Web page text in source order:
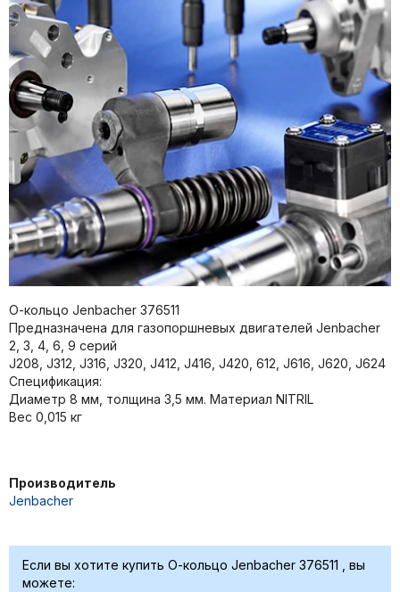
О-кольцо Jenbacher 376511
Предназначена для газопоршневых двигателей Jenbacher
2, 3, 4, 6, 9 серий
J208, J312, J316, J320, J412, J416, J420, 612, J616, J620, J624
Спецификация:
Диаметр 8 мм, толщина 3,5 мм. Материал NITRIL
Вес 0,015 кг
Производитель
Jenbacher
Если вы хотите купить О-кольцо Jenbacher 376511 , вы
можете: